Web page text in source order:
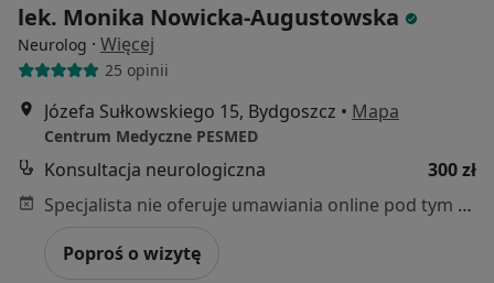
lek. Monika Nowicka-Augustowska
Neurolog · Więcej
25 opinii
Józefa Sułkowskiego 15, Bydgoszcz • Mapa
Centrum Medyczne PESMED
Konsultacja neurologiczna
300 zł
Specjalista nie oferuje umawiania online pod tym adresem.
Poproś o wizytę